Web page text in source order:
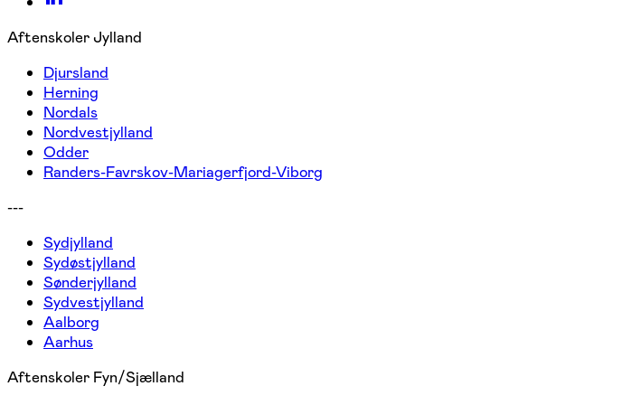
Aftenskoler Jylland
Djursland
Herning
Nordals
Nordvestjylland
Odder
Randers-Favrskov-Mariagerfjord-Viborg
---
Sydjylland
Sydøstjylland
Sønderjylland
Sydvestjylland
Aalborg
Aarhus
Aftenskoler Fyn/Sjælland